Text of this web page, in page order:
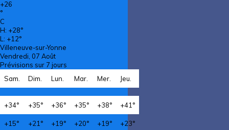
+26
°
C
H: +28°
L: +12°
Villeneuve-sur-Yonne
Vendredi, 07 Août
Prévisions sur 7 jours
Sam.
Dim. Lun. Mar. Mer. Jeu.
+34° +35° +36° +35° +38° +41°
+15° +21° +19° +20° +19° +23°